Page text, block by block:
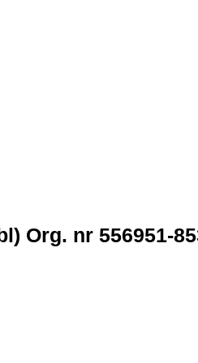
Org. nr 556951-